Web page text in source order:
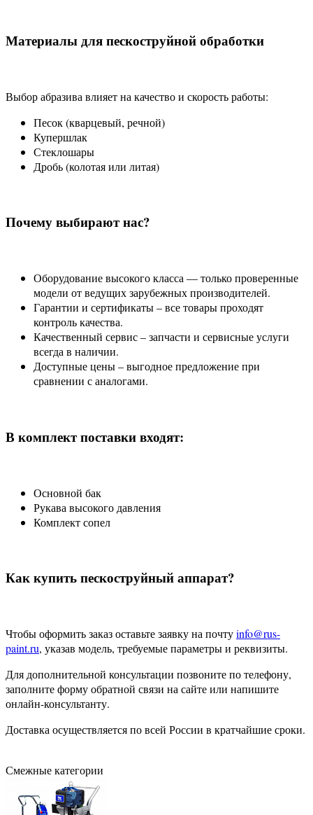
Материалы для пескоструйной обработки
Выбор абразива влияет на качество и скорость работы:
Песок (кварцевый, речной)
Купершлак
Стеклошары
Дробь (колотая или литая)
Почему выбирают нас?
Оборудование высокого класса — только проверенные
модели от ведущих зарубежных производителей.
Гарантии и сертификаты – все товары проходят
контроль качества.
Качественный сервис – запчасти и сервисные услуги
всегда в наличии.
Доступные цены – выгодное предложение при
сравнении с аналогами.
В комплект поставки входят:
Основной бак
Рукава высокого давления
Комплект сопел
Как купить пескоструйный аппарат?
Чтобы оформить заказ оставьте заявку на почтуinfo@rus-
paint.ru, указав модель, требуемые параметры и реквизиты.
Для дополнительной консультации позвоните по телефону,
заполните форму обратной связи на сайте или напишите
онлайн-консультанту.
Доставка осуществляется по всей России в кратчайшие сроки.
Смежные категории